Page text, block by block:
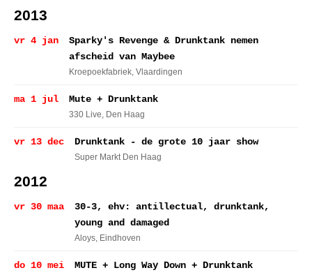
2013
vr 4 jan
Sparky's Revenge & Drunktank nemen
afscheid van Maybee
Kroepoekfabriek, Vlaardingen
ma 1 jul Mute + Drunktank
330 Live, Den Haag
vr 13 dec Drunktank - de grote 10 jaar show
Super Markt Den Haag
2012
vr 30 maa
30-3, ehv: antillectual, drunktank,
young and damaged
Aloys, Eindhoven
do 10 mei MUTE + Long Way Down + Drunktank